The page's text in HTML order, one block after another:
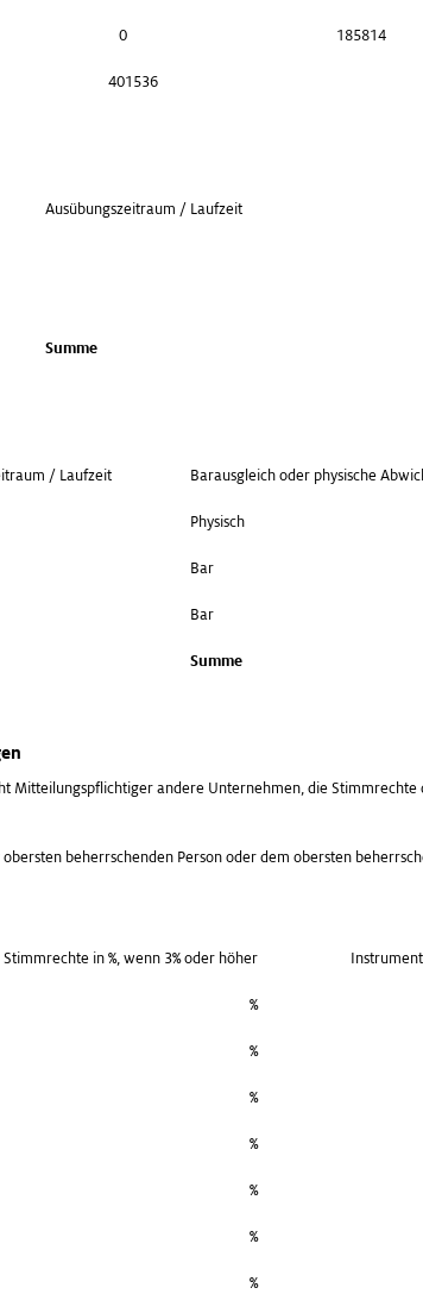
0 185814
401536
Ausübungszeitraum / Laufzeit
Summe
/ Laufzeit Barausgleich oder physische
Physisch
Bar
Bar
Summe
andere Unternehmen, die
beherrschenden Person oder dem obersten
Stimmrechte in %, wenn 3% oder höher
%
%
%
%
%
%
%